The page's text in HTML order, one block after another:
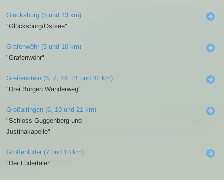
Glücksburg (5 und 13 km)
"Glücksburg/Ostsee"
Grafenwöhr (5 und 10 km)
"Grafenwöhr"
Greifenstein (6, 7, 14, 21 und 42 km)
"Drei Burgen Wanderweg"
Großaitingen (6, 10 und 21 km)
"Schloss Guggenberg und
Justinakapelle"
Großenlüder (7 und 13 km)
"Der Lüdertaler"